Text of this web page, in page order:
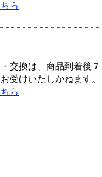
ら
交換は、商品到着後
受けいたしかねます。
ら